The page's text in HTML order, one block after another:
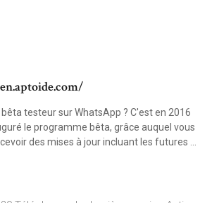
testeur sur WhatsApp ? C'est en 2016
le programme bêta, grâce auquel vous
des mises à jour incluant les futures ...